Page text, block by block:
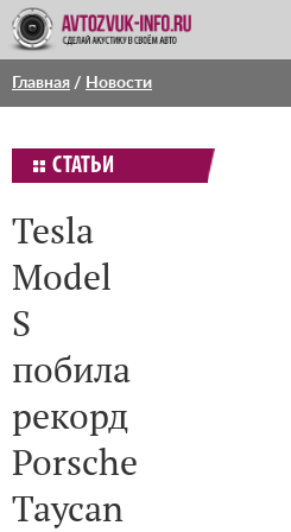
Главная / Новости
СТАТЬИ
Tesla
Model
S
побила
рекорд
Porsche
Taycan